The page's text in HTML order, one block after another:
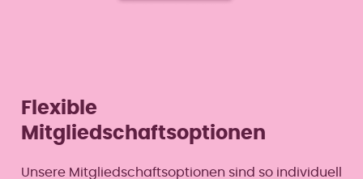
Flexible
Mitgliedschaftsoptionen
Unsere Mitgliedschaftsoptionen sind so individuell